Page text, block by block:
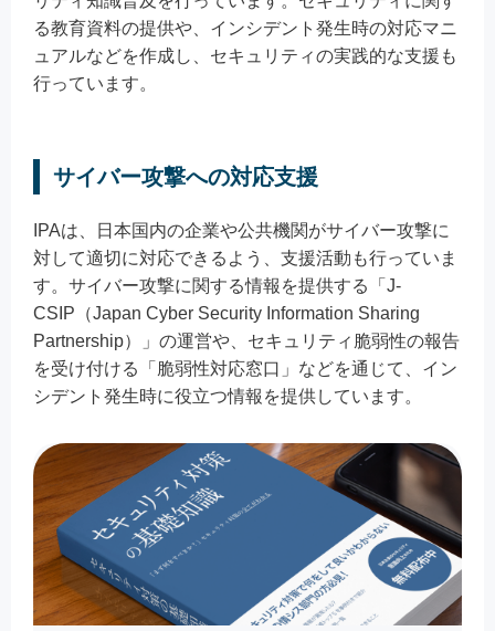
る教育資料の提供や、インシデント発生時の対応マニ
ュアルなどを作成し、セキュリティの実践的な支援も
行っています。
サイバー攻撃への対応支援
IPAは、日本国内の企業や公共機関がサイバー攻撃に
対して適切に対応できるよう、支援活動も行っていま
す。サイバー攻撃に関する情報を提供する「J-
CSIP（Japan Cyber Security Information Sharing
Partnership）」の運営や、セキュリティ脆弱性の報告
を受け付ける「脆弱性対応窓口」などを通じて、イン
シデント発生時に役立つ情報を提供しています。